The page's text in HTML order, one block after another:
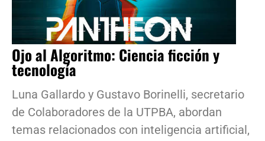
Ojo al Algoritmo: Ciencia ficción y
tecnología
Luna Gallardo y Gustavo Borinelli, secretario
de Colaboradores de la UTPBA, abordan
temas relacionados con inteligencia artificial,